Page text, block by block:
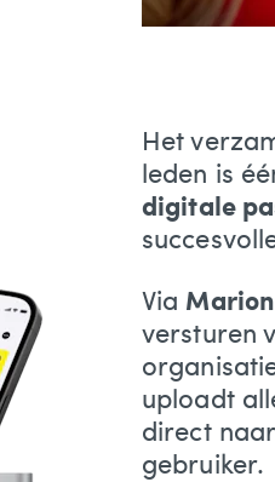
Het
leden is
digitale
Via
versturen
uploadt
direct
gebruiker.